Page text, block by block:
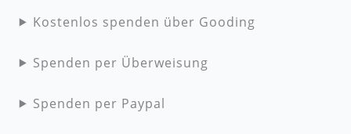
Kostenlos spenden über Gooding
Spenden per Überweisung
Spenden per Paypal